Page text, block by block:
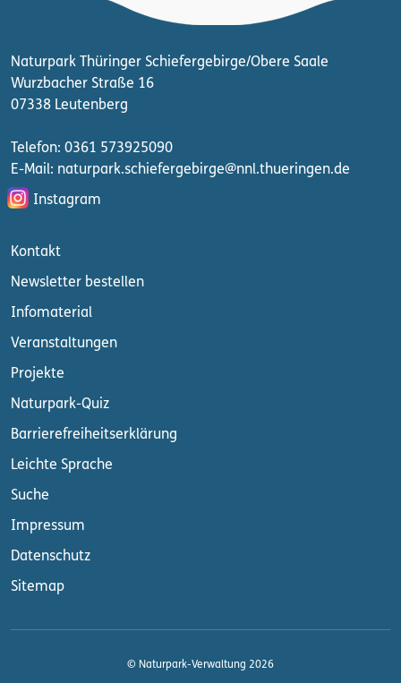
Naturpark Thüringer Schiefergebirge/Obere Saale
Wurzbacher Straße 16
07338 Leutenberg
Telefon: 0361 573925090
E-Mail: naturpark.schiefergebirge@nnl.thueringen.de
Instagram
Kontakt
Newsletter bestellen
Infomaterial
Veranstaltungen
Projekte
Naturpark-Quiz
Barrierefreiheitserklärung
Leichte Sprache
Suche
Impressum
Datenschutz
Sitemap
© Naturpark-Verwaltung 2026